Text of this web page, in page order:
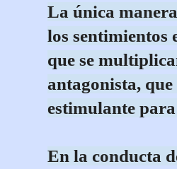
La única
los sentimientos
que se
antagonista,
estimulante
En la conducta